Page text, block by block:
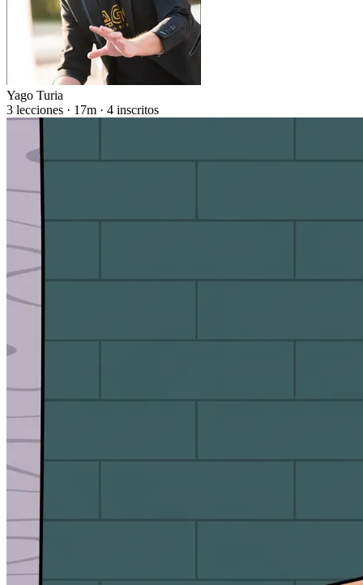
Yago Turia
3 lecciones · 17m · 4 inscritos